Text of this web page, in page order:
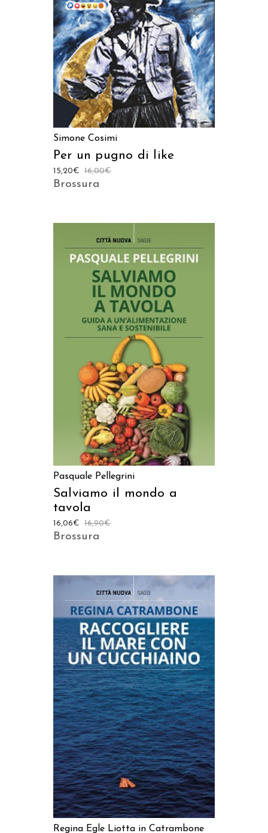
AGGIUNGI AL CARRELLO
Simone Cosimi
Per un pugno di like
16,00€
15,20€
Brossura
AGGIUNGI AL CARRELLO
Pasquale Pellegrini
Salviamo il mondo a
tavola
16,90€
16,06€
Brossura
AGGIUNGI AL CARRELLO
Regina Egle Liotta in Catrambone